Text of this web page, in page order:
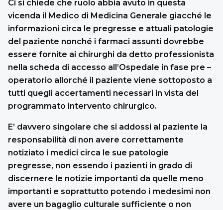
Ci si chiede che ruolo abbia avuto in questa
vicenda il Medico di Medicina Generale giacché le
informazioni circa le pregresse e attuali patologie
del paziente nonché i farmaci assunti dovrebbe
essere fornite ai chirurghi da detto professionista
nella scheda di accesso all’Ospedale in fase pre –
operatorio allorché il paziente viene sottoposto a
tutti quegli accertamenti necessari in vista del
programmato intervento chirurgico.
E’ davvero singolare che si addossi al paziente la
responsabilità di non avere correttamente
notiziato i medici circa le sue patologie
pregresse, non essendo i pazienti in grado di
discernere le notizie importanti da quelle meno
importanti e soprattutto potendo i medesimi non
avere un bagaglio culturale sufficiente o non